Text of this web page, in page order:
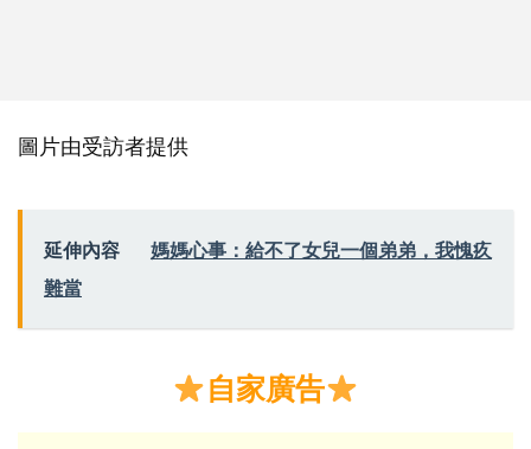
圖片由受訪者提供
延伸內容
媽媽心事：給不了女兒一個弟弟，我愧疚
難當
自家廣告